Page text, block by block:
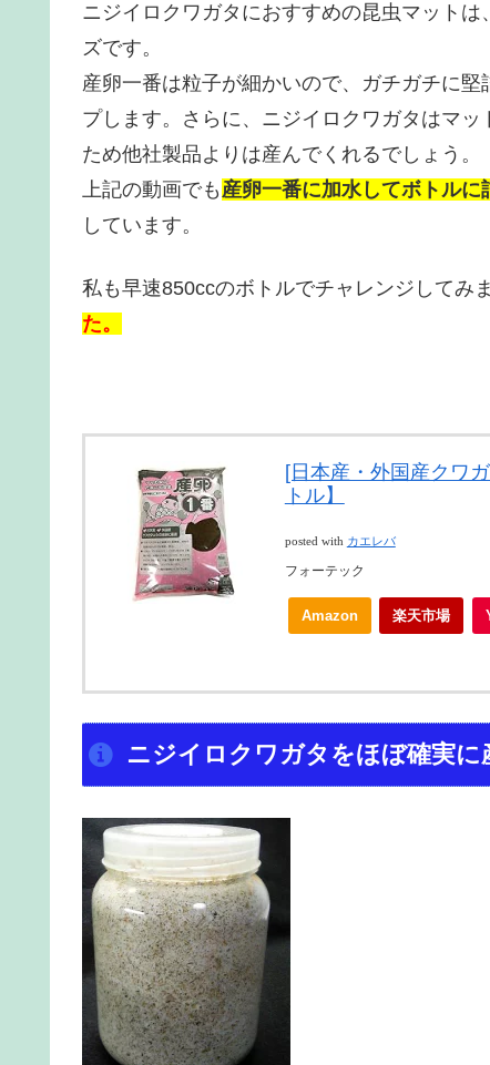
ニジイロクワガタにおすすめの昆虫マット
ズです。
産卵一番は粒子が細かいので、ガチガチに
プします。さらに、ニジイロクワガタはマ
ため他社製品よりは産んでくれるでしょう。
上記の動画でも 産卵一番に加水してボトル
しています。
私も早速850ccのボトルでチャレンジしてみ
た。
[日本産・外国産クワ
トル】
posted with カエレバ
フォーテック
Amazon 楽天市場
ニジイロクワガタをほぼ確実に